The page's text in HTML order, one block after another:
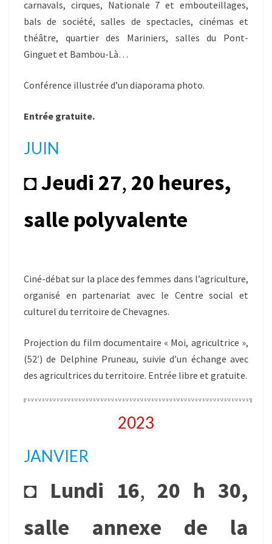
carnavals, cirques, Nationale 7 et embouteillages,
bals de société, salles de spectacles, cinémas et
théâtre, quartier des Mariniers, salles du Pont-
Ginguet et Bambou-Là…
Conférence illustrée d’un diaporama photo.
Entrée gratuite.
JUIN
◘Jeudi 27, 20 heures,
salle polyvalente
Ciné-débat sur la place des femmes dans l’agriculture,
organisé en partenariat avec le Centre social et
culturel du territoire de Chevagnes.
Projection du film documentaire « Moi, agricultrice »,
(52′) de Delphine Pruneau, suivie d’un échange avec
des agricultrices du territoire. Entrée libre et gratuite.
2023
JANVIER
◘ Lundi 16, 20 h 30,
salle annexe de la